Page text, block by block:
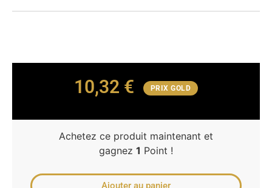
10,32 € PRIX GOLD
Achetez ce produit maintenant et
gagnez 1 Point !
Ajouter au panier